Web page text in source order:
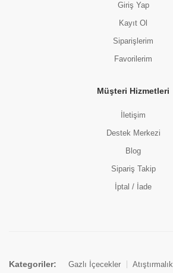
Giriş Yap
Kayıt Ol
Siparişlerim
Favorilerim
Müşteri Hizmetleri
İletişim
Destek Merkezi
Blog
Sipariş Takip
İptal / İade
Kategoriler: Gazlı İçecekler Atıştırmalık